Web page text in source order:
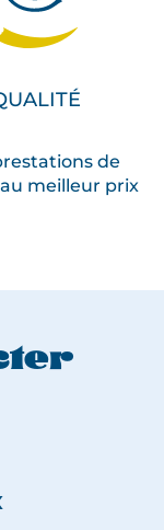
de
meilleur prix